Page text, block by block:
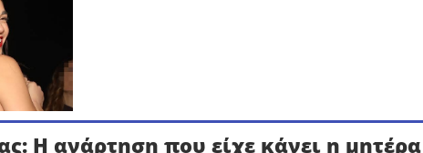
Η ανάρτηση που είχε κάνει η